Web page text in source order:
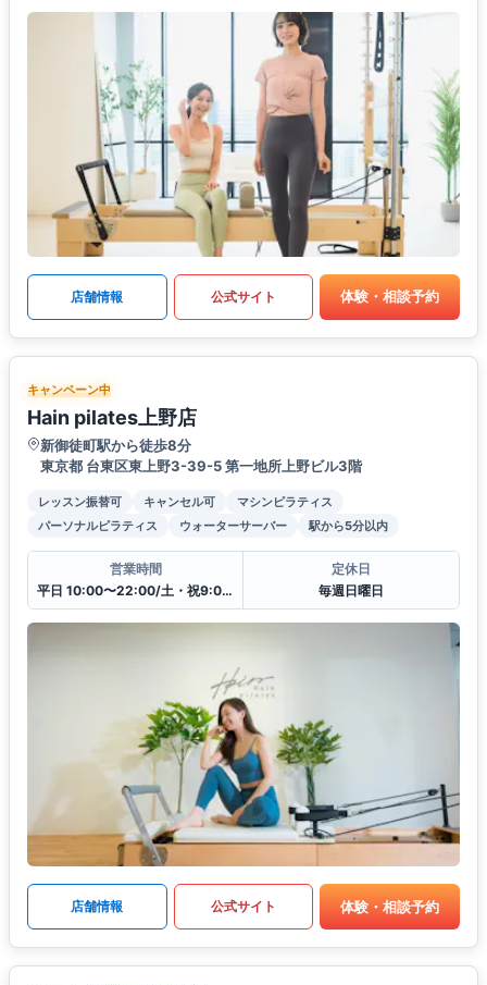
店舗情報 公式サイト 体験・相談予約
キャンペーン中
Hain pilates上野店
新御徒町駅から徒歩8分
東京都 台東区東上野3-39-5 第一地所上野ビル3階
レッスン振替可 キャンセル可
マシンピラティス
パーソナルピラティス
ウォーターサーバー 駅から5分以内
営業時間
平日 10:00〜22:00/土・祝9:00〜20:00
定休日
毎週日曜日
店舗情報 公式サイト 体験・相談予約